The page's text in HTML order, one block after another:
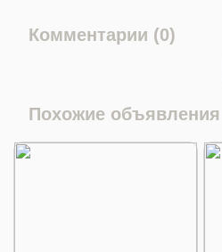
Комментарии (0)
Похожие объявления